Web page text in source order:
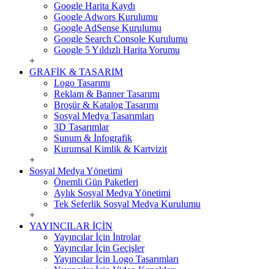
Google Harita Kaydı
Google Adwors Kurulumu
Google AdSense Kurulumu
Google Search Console Kurulumu
Google 5 Yıldızlı Harita Yorumu
+
GRAFİK & TASARIM
Logo Tasarımı
Reklam & Banner Tasarımı
Broşür & Katalog Tasarımı
Sosyal Medya Tasarımları
3D Tasarımlar
Sunum & İnfografik
Kurumsal Kimlik & Kartvizit
+
Sosyal Medya Yönetimi
Önemli Gün Paketleri
Aylık Sosyal Medya Yönetimi
Tek Seferlik Sosyal Medya Kurulumu
+
YAYINCILAR İÇİN
Yayıncılar İçin İntrolar
Yayıncılar İçin Geçişler
Yayıncılar İçin Logo Tasarımları